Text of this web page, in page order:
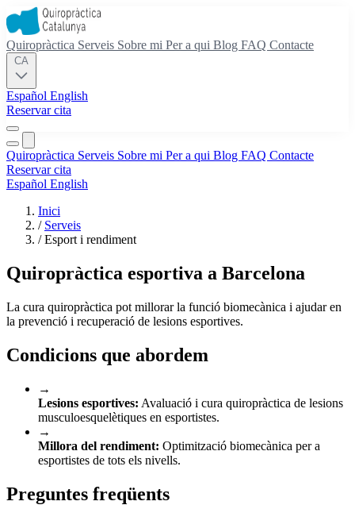
Quiropràctica Serveis Sobre mi Per a qui Blog FAQ Contacte
Español English
Reservar cita
Quiropràctica Serveis Sobre mi Per a qui Blog FAQ Contacte
Reservar cita
Español English
Inici
/ Serveis
/ Esport i rendiment
Quiropràctica esportiva a Barcelona
La cura quiropràctica pot millorar la funció biomecànica i ajudar en
la prevenció i recuperació de lesions esportives.
Condicions que abordem
→
Lesions esportives: Avaluació i cura quiropràctica de lesions
musculoesquelètiques en esportistes.
→
Millora del rendiment: Optimització biomecànica per a
esportistes de tots els nivells.
Preguntes freqüents